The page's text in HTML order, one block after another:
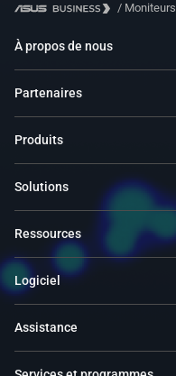
/ Moniteurs
À propos de nous
Partenaires
Produits
Solutions
Ressources
Logiciel
Assistance